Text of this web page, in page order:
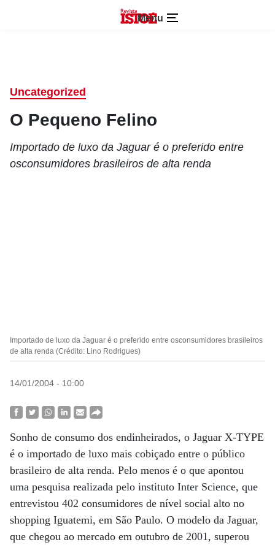
Menu
Uncategorized
O Pequeno Felino
Importado de luxo da Jaguar é o preferido entre
osconsumidores brasileiros de alta renda
Importado de luxo da Jaguar é o preferido entre osconsumidores brasileiros
de alta renda (Crédito: Lino Rodrigues)
14/01/2004 - 10:00
Sonho de consumo dos endinheirados, o Jaguar X-TYPE
é o importado de luxo mais cobiçado entre o público
brasileiro de alta renda. Pelo menos é o que apontou
uma pesquisa realizada pelo instituto Inter Science, que
entrevistou 402 consumidores de nível social alto no
shopping Iguatemi, em São Paulo. O modelo da Jaguar,
que chegou ao mercado em outubro de 2001, superou